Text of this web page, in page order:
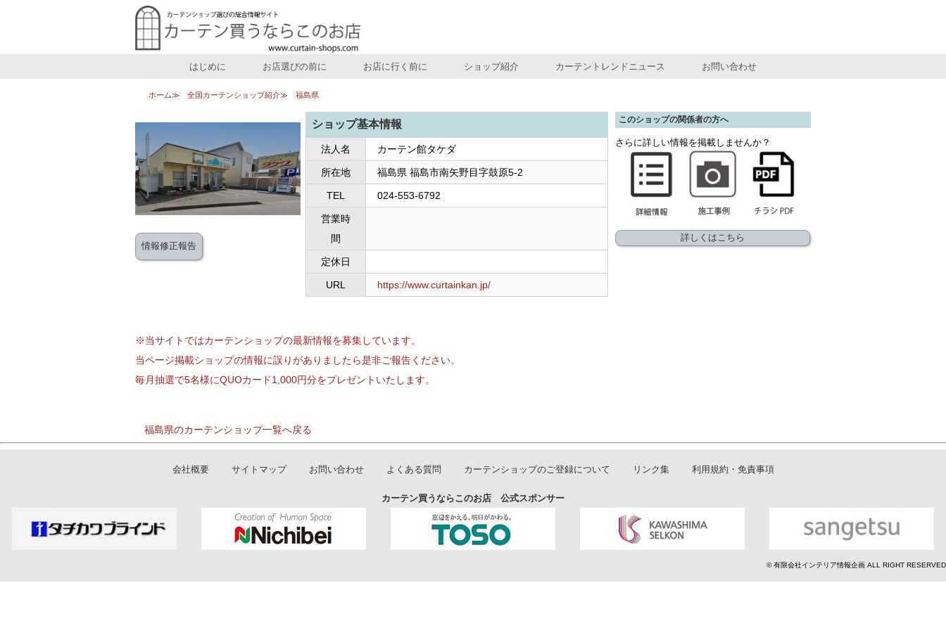
はじめに お店選びの前に お店に行く前に ショップ紹介 カーテントレンドニュース お問い合わせ
ホーム 全国カーテンショップ紹介 福島県
情報修正報告
ショップ基本情報
法人名 カーテン館タケダ
所在地 福島県 福島市南矢野目字鼓原5-2
TEL 024-553-6792
営業時
間
定休日
URL https://www.curtainkan.jp/
※当サイトではカーテンショップの最新情報を募集しています。
当ページ掲載ショップの情報に誤りがありましたら是非ご報告ください。
毎月抽選で5名様にQUOカード1,000円分をプレゼントいたします。
福島県のカーテンショップ一覧へ戻る
このショップの関係者の方へ
さらに詳しい情報を掲載しませんか？
詳しくはこちら
会社概要 サイトマップ お問い合わせ よくある質問 カーテンショップのご登録について リンク集 利用規約・免責事項
カーテン買うならこのお店 公式スポンサー
© 有限会社インテリア情報企画 ALL RIGHT RESERVED